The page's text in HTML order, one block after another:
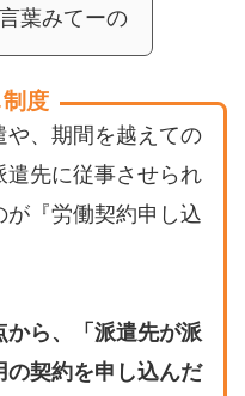
葉みてーの
度
、期間を越えての
先に従事させられ
『労働契約申し込
ら、「派遣先が派
契約を申し込んだ